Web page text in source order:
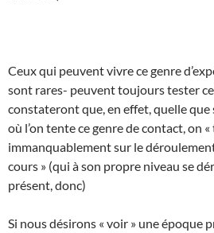
Ceux qui peuvent vivre ce genre
sont rares- peuvent toujours tester
constateront que, en effet, quelle que
où l’on tente ce genre de contact, on
immanquablement sur le
cours » (qui à son propre niveau se
présent, donc)
Si nous désirons « voir » une époque